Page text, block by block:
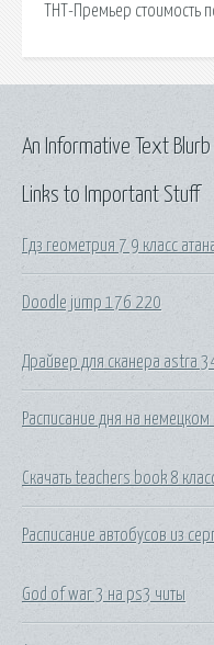
ТНТ-Премьер стоимость
Links to Important Stuff
Гдз геометрия 7 9 класс
Doodle jump 176 220
Драйвер для сканера astra
Расписание дня на
Скачать teachers book 8
Расписание автобусов из
God of war 3 на ps3 читы
An Informative Text Blurb